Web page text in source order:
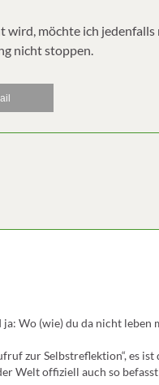
möchte ich
nicht stoppen.
Wo (wie) du da nicht leben
zur Selbstreflektion“, es ist
Welt offiziell auch so